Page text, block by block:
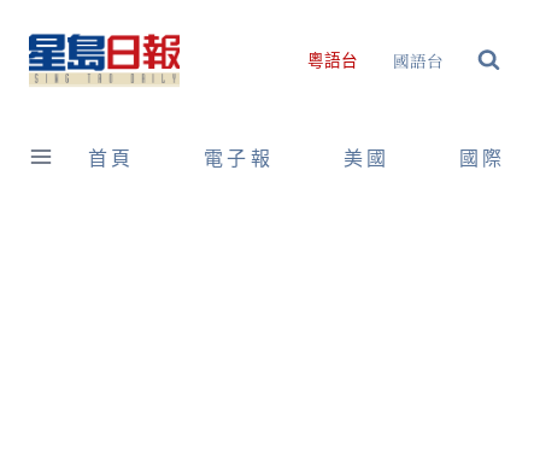
content
粵語台 國語台
首頁 電子報 美國 國際